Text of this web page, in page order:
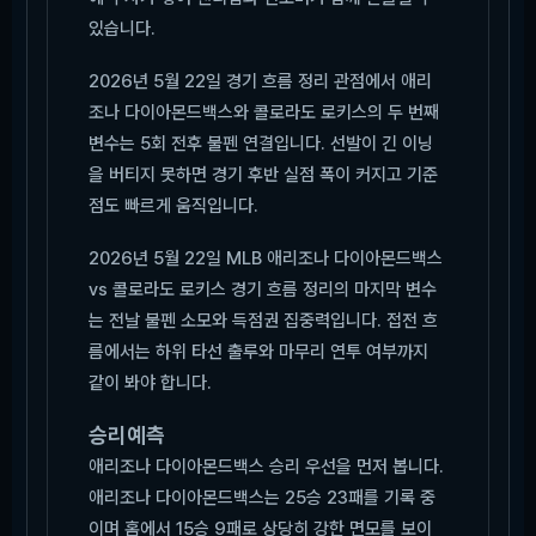
있습니다.
2026년 5월 22일 경기 흐름 정리 관점에서 애리
조나 다이아몬드백스와 콜로라도 로키스의 두 번째
변수는 5회 전후 불펜 연결입니다. 선발이 긴 이닝
을 버티지 못하면 경기 후반 실점 폭이 커지고 기준
점도 빠르게 움직입니다.
2026년 5월 22일 MLB 애리조나 다이아몬드백스
vs 콜로라도 로키스 경기 흐름 정리의 마지막 변수
는 전날 불펜 소모와 득점권 집중력입니다. 접전 흐
름에서는 하위 타선 출루와 마무리 연투 여부까지
같이 봐야 합니다.
승리예측
애리조나 다이아몬드백스 승리 우선을 먼저 봅니다.
애리조나 다이아몬드백스는 25승 23패를 기록 중
이며 홈에서 15승 9패로 상당히 강한 면모를 보이